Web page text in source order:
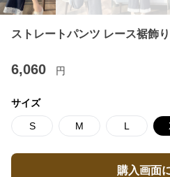
ストレートパンツ レース裾飾
6,060 円
サイズ
S M L
購入画面